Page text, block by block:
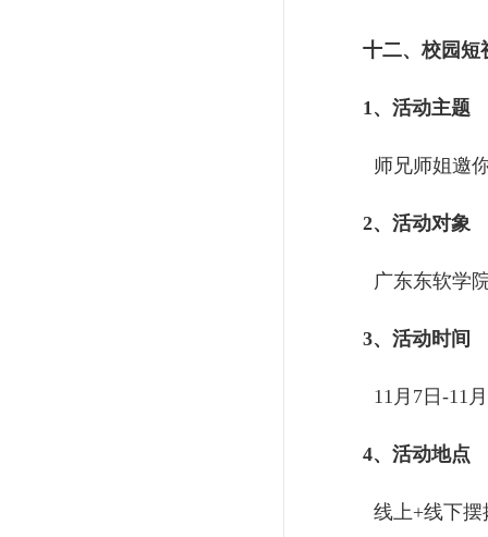
十二、校园短
1、活动主题
师兄师姐邀
2、活动对象
广东东软学
3、活动时间
11月7日-11
4、活动地点
线上+线下摆